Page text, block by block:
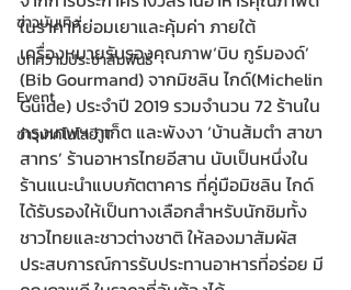
ข่าวบันเทิง
บทความประชาสัมพันธ์
Event
ข่าวเทคโนโลยี IT
ในราคาที่ย่อมเยาและคุ้มค่า ภายใต้
เครื่องหมายรับรองคุณภาพ‘บิบ กูร์มองด์’
(Bib Gourmand) จากมิชลิน ไกด์(Michelin
Guide) ประจำปี 2019 รวมจำนวน 72 ร้านใน
กรุงเทพฯ ภูเก็ต และพังงา ‘บ้านส้มตำ สาขา
สาทร’ ร้านอาหารไทยอีสาน นับเป็นหนึ่งใน
ร้านแนะนำแบบภัตตาคาร ที่คู่มือมิชลิน ไกด์
ได้รับรองให้เป็นทางเลือกสำหรับนักชิมทั้ง
ชาวไทยและชาวต่างชาติ ให้ลองมาสัมผัส
ประสบการณ์การรับประทานอาหารที่อร่อย มี